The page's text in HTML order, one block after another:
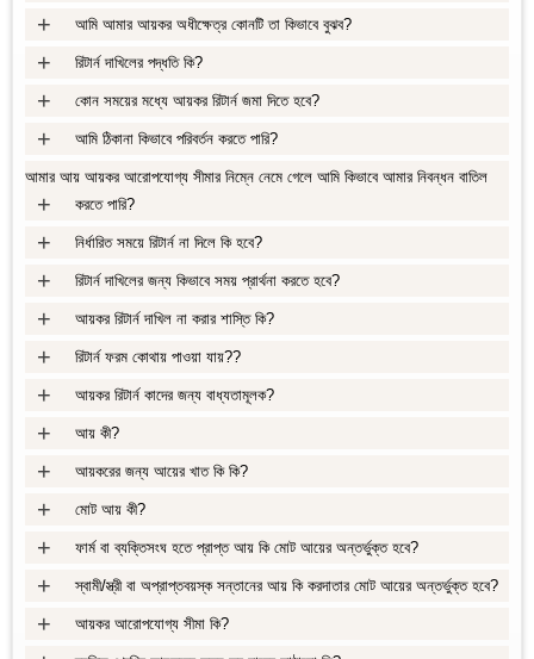
আমি আমার আয়কর অধীক্ষেত্র কোনটি তা কিভাবে বুঝব?
+
রিটার্ন দাখিলের পদ্ধতি কি?
+
কোন সময়ের মধ্যে আয়কর রিটার্ন জমা দিতে হবে?
+
আমি ঠিকানা কিভাবে পরিবর্তন করতে পারি?
+
আমার আয় আয়কর আরোপযোগ্য সীমার নিম্নে নেমে গেলে আমি কিভাবে আমার নিবন্ধন বাতিল
করতে পারি?
+
নির্ধারিত সময়ে রিটার্ন না দিলে কি হবে?
+
রিটার্ন দাখিলের জন্য কিভাবে সময় প্রার্থনা করতে হবে?
+
আয়কর রিটার্ন দাখিল না করার শাস্তি কি?
+
রিটার্ন ফরম কোথায় পাওয়া যায়??
+
আয়কর রিটার্ন কাদের জন্য বাধ্যতামূলক?
+
আয় কী?
+
আয়করের জন্য আয়ের খাত কি কি?
+
মোট আয় কী?
+
ফার্ম বা ব্যক্তিসংঘ হতে প্রাপ্ত আয় কি মোট আয়ের অন্তর্ভুক্ত হবে?
+
স্বামী/স্ত্রী বা অপ্রাপ্তবয়স্ক সন্তানের আয় কি করদাতার মোট আয়ের অন্তর্ভুক্ত হবে?
+
আয়কর আরোপযোগ্য সীমা কি?
+